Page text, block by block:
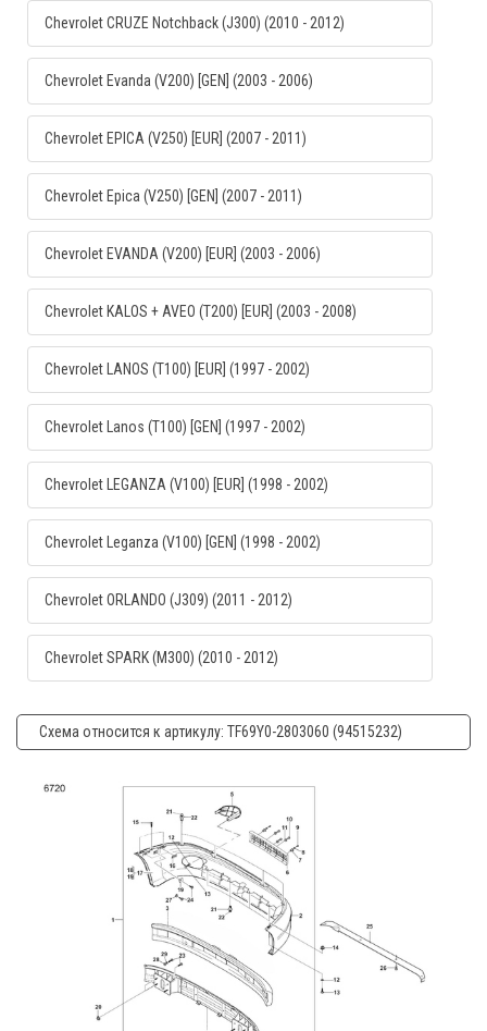
Chevrolet CRUZE Notchback (J300) (2010 - 2012)
Chevrolet Evanda (V200) [GEN] (2003 - 2006)
Chevrolet EPICA (V250) [EUR] (2007 - 2011)
Chevrolet Epica (V250) [GEN] (2007 - 2011)
Chevrolet EVANDA (V200) [EUR] (2003 - 2006)
Chevrolet KALOS + AVEO (T200) [EUR] (2003 - 2008)
Chevrolet LANOS (T100) [EUR] (1997 - 2002)
Chevrolet Lanos (T100) [GEN] (1997 - 2002)
Chevrolet LEGANZA (V100) [EUR] (1998 - 2002)
Chevrolet Leganza (V100) [GEN] (1998 - 2002)
Chevrolet ORLANDO (J309) (2011 - 2012)
Chevrolet SPARK (M300) (2010 - 2012)
Схема относится к артикулу: TF69Y0-2803060 (94515232)